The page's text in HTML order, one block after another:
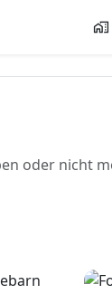
home_work
oder nicht